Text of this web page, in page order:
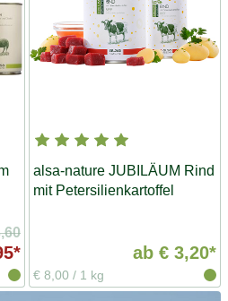
alsa-nature JUBILÄUM Rind
mit Petersilienkartoffel
ab € 3,20*
€ 8,00 / 1 kg